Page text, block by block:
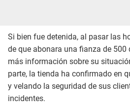
Si bien fue detenida, al pasar las
de que abonara una fianza de 500
más información sobre su
parte, la tienda ha confirmado en
y velando la seguridad de sus
incidentes.